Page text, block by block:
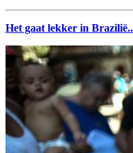
Het gaat lekker in